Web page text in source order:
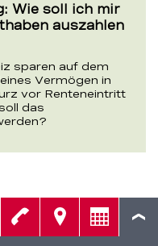
Wie soll ich mir
auszahlen
sparen auf dem
Vermögen in
vor Renteneintritt
das